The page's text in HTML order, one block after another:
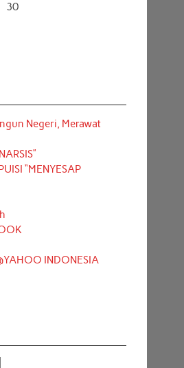
30
Negeri, Merawat
“MENYESAP
INDONESIA